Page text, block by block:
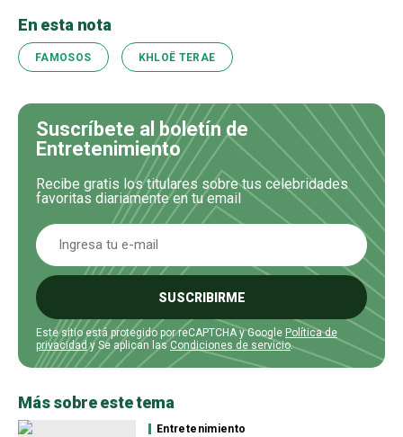
En esta nota
FAMOSOS KHLOË TERAE
Suscríbete al boletín de
Entretenimiento
Recibe gratis los titulares sobre tus celebridades
favoritas diariamente en tu email
SUSCRIBIRME
Este sitio está protegido por reCAPTCHA y Google Política de
privacidad y Se aplican lasCondiciones de servicio.
Más sobre este tema
Entretenimiento